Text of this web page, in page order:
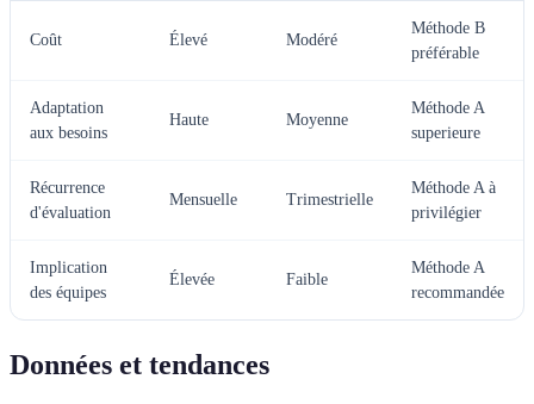
Coût Élevé Modéré
Méthode B
préférable
Adaptation
aux besoins
Haute Moyenne
Méthode A
superieure
Récurrence
d'évaluation
Mensuelle Trimestrielle
Méthode A à
privilégier
Implication
des équipes
Élevée Faible
Méthode A
recommandée
Données et tendances